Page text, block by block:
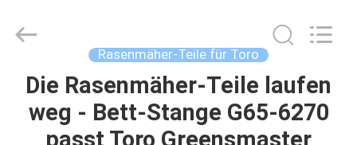
HAUS
PRODUKTE
Trading
Reserved.
Rasenmäher-Teile für Toro
Die Rasenmäher-Teile laufen
weg - Bett-Stange G65-6270
passt Toro Greensmaster